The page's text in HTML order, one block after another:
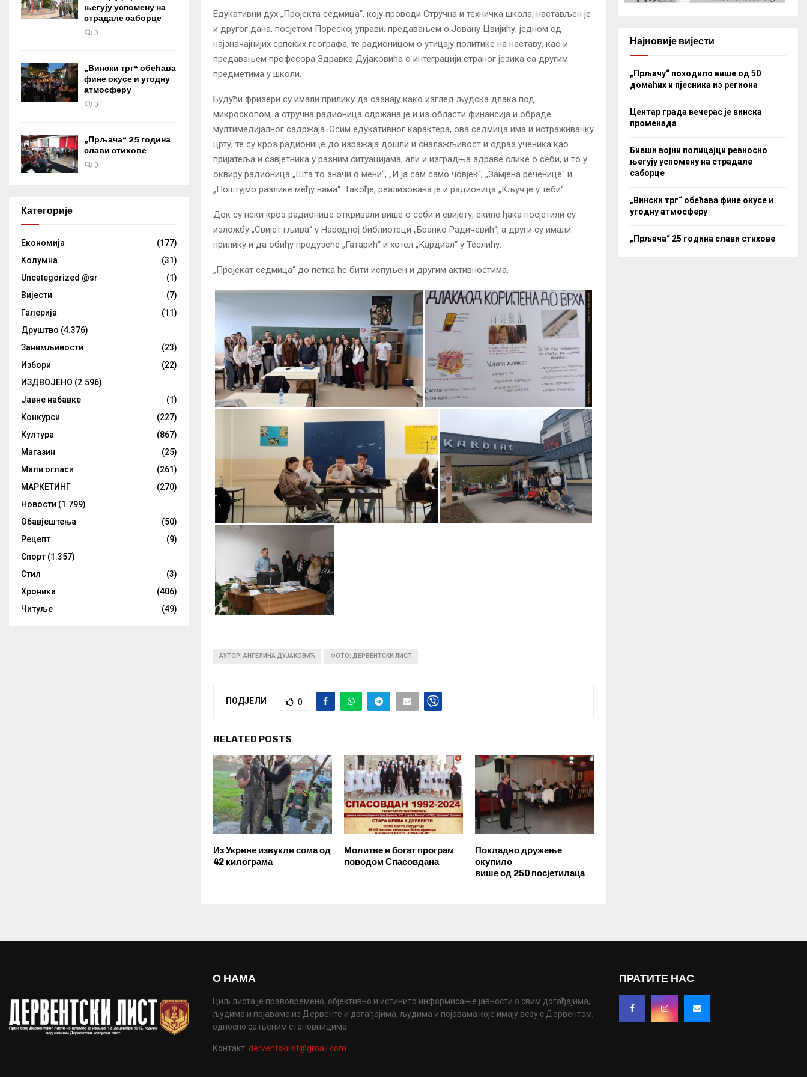
Едукативни дух „Пројекта седмица“, коју проводи Стручна и техничка школа, настављен је
и другог дана, посјетом Пореској управи, предавањем о Јовану Цвијићу, једном од
најзначајнијих српских географа, те радионицом о утицају политике на наставу, као и
предавањем професора Здравка Дујаковића о интеграцији страног језика са другим
предметима у школи.
Будући фризери су имали прилику да сазнају како изглед људска длака под
микроскопом, а стручна радионица одржана је и из области финансија и обраде
мултимедијалног садржаја. Осим едукативног карактера, ова седмица има и истраживачку
црту, те су кроз радионице до изражаја дошли и сналажљивост и одраз ученика као
пријатеља и савјетника у разним ситуацијама, али и изградња здраве слике о себи, и то у
оквиру радионица „Шта то значи о мени“, „И ја сам само човјек“, „Замјена реченице“ и
„Поштујмо разлике међу нама“. Такође, реализована је и радионица „Кључ је у теби“.
Док су неки кроз радионице откривали више о себи и свијету, екипе ђака посјетили су
изложбу „Свијет гљива“ у Народној библиотеци „Бранко Радичевић“, а други су имали
прилику и да обиђу предузеће „Гатарић“ и хотел „Кардиал“ у Теслићу.
„Пројекат седмица“ до петка ће бити испуњен и другим активностима.
АУТОР: АНГЕЛИНА ДУЈАКОВИЋ ФОТО: ДЕРВЕНТСКИ ЛИСТ
ПОДЈЕЛИ 0
RELATED POSTS
Из Укрине извукли сома од
42 килограма
Молитве и богат програм
поводом Спасовдана
Покладно дружење
окупило
више од 250 посјетилаца
његују успомену на
страдале саборце
0
„Вински трг“ обећава
фине окусе и угодну
атмосферу
0
„Прљача“ 25 година
слави стихове
0
Категорије
Eкономија
(177)
Kолумнa
(31)
Uncategorized @sr
(1)
Вијести
(7)
Галерија
(11)
Друштво (4.376)
Занимљивости
(23)
Избори
(22)
ИЗДВОЈЕНО (2.596)
Јавне набавке
(1)
Конкурси
(227)
Култура
(867)
Магазин
(25)
Мали огласи
(261)
МАРКЕТИНГ
(270)
Новости (1.799)
Обавјештења
(50)
Рецепт
(9)
Спорт (1.357)
Стил
(3)
Хроника
(406)
Читуље
(49)
Најновије вијести
„Прљачу“ походило више од 50
домаћих и пјесника из региона
Центар града вечерас је винска
променада
Бивши војни полицајци ревносно
његују успомену на страдале
саборце
„Вински трг“ обећава фине окусе и
угодну атмосферу
„Прљача“ 25 година слави стихове
О НАМА
Циљ листа је правовремено, објективно и истинито информисање јавности о свим догађајима,
људима и појавама из Дервенте и догађајима, људима и појавама које имају везу с Дервентом,
односно са њеним становницима.
Контакт: derventskilist@gmail.com
ПРАТИТЕ НАС